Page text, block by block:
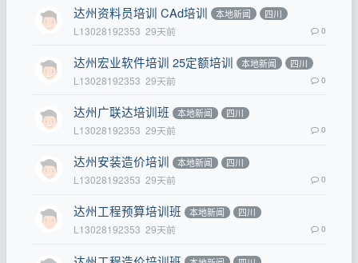
达州资料员培训 CAd培训 本地新闻 四川
L13028192353 29天前 0
达州宏业软件培训 25定额培训 本地新闻 四川
L13028192353 29天前 0
达州广联达培训班 本地新闻 四川
L13028192353 29天前 0
达州安装造价培训 本地新闻 四川
L13028192353 29天前 0
达州工程预算培训班 本地新闻 四川
L13028192353 29天前 0